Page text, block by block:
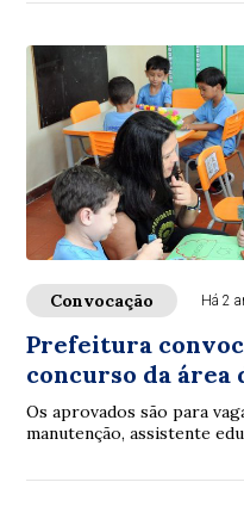
Convocação Há 2
Prefeitura
concurso da área
Os aprovados são para
manutenção, assistente